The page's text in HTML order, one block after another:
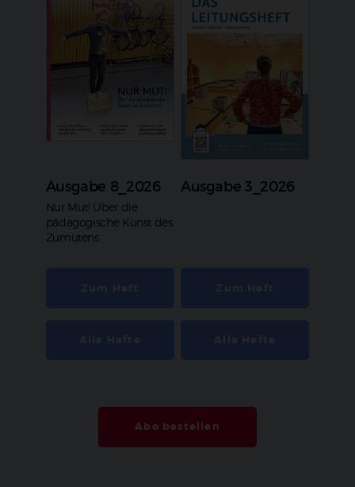
Ausgabe 8_2026
:
Nur Mut! Über die
pädagogische Kunst des
Zumutens
Ausgabe 3_2026
Abo bestellen